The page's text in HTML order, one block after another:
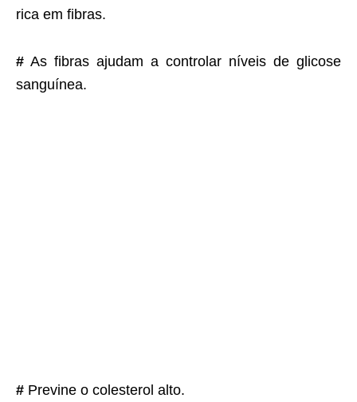
rica em fibras.
# As fibras ajudam a controlar níveis de glicose
sanguínea.
# Previne o colesterol alto.